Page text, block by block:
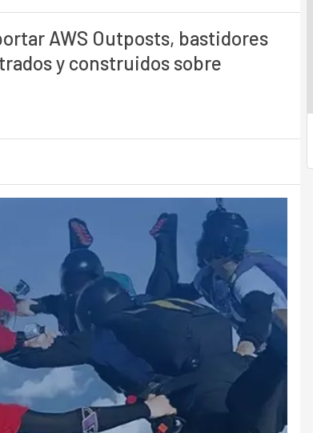
AWS Outposts, bastidores
y construidos sobre